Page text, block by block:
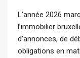
L’année 2026
l’immobilier
d’annonces, de
obligations en